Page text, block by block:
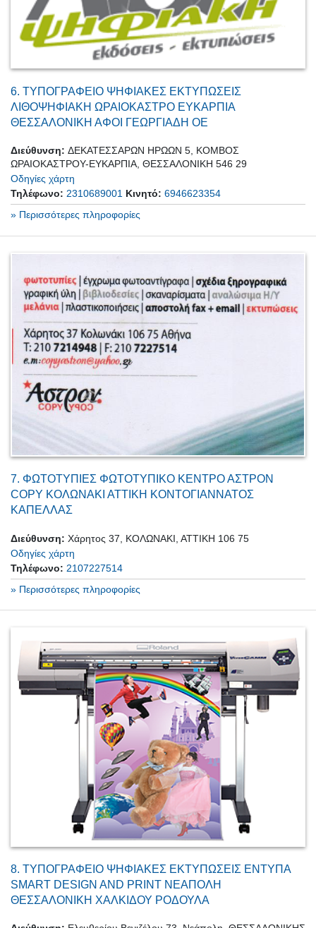
6. ΤΥΠΟΓΡΑΦΕΙΟ ΨΗΦΙΑΚΕΣ ΕΚΤΥΠΩΣΕΙΣ
ΛΙΘΟΨΗΦΙΑΚΗ ΩΡΑΙΟΚΑΣΤΡΟ ΕΥΚΑΡΠΙΑ
ΘΕΣΣΑΛΟΝΙΚΗ ΑΦΟΙ ΓΕΩΡΓΙΑΔΗ ΟΕ
Διεύθυνση: ΔΕΚΑΤΕΣΣΑΡΩΝ ΗΡΩΩΝ 5, ΚΟΜΒΟΣ
ΩΡΑΙΟΚΑΣΤΡΟΥ-ΕΥΚΑΡΠΙΑ, ΘΕΣΣΑΛΟΝΙΚΗ 546 29
Οδηγίες χάρτη
Τηλέφωνο: 2310689001 Κινητό: 6946623354
» Περισσότερες πληροφορίες
7. ΦΩΤΟΤΥΠΙΕΣ ΦΩΤΟΤΥΠΙΚΟ ΚΕΝΤΡΟ ΑΣΤΡΟΝ
COPY ΚΟΛΩΝΑΚΙ ΑΤΤΙΚΗ ΚΟΝΤΟΓΙΑΝΝΑΤΟΣ
ΚΑΠΕΛΛΑΣ
Διεύθυνση: Χάρητος 37, ΚΟΛΩΝΑΚΙ, ΑΤΤΙΚΗ 106 75
Οδηγίες χάρτη
Τηλέφωνο: 2107227514
» Περισσότερες πληροφορίες
8. ΤΥΠΟΓΡΑΦΕΙΟ ΨΗΦΙΑΚΕΣ ΕΚΤΥΠΩΣΕΙΣ ΕΝΤΥΠΑ
SMART DESIGN AND PRINT ΝΕΑΠΟΛΗ
ΘΕΣΣΑΛΟΝΙΚΗ ΧΑΛΚΙΔΟΥ ΡΟΔΟΥΛΑ